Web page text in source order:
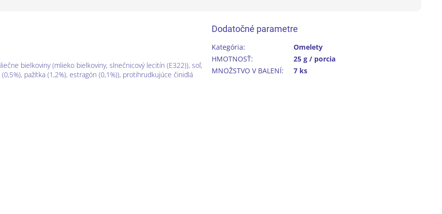
bielkoviny (mlieko bielkoviny, slnečnicový lecitín (E322)), soľ,
pažítka (1,2%), estragón (0,1%)), protihrudkujúce činidlá
Dodatočné parametre
Kategória:
Omelety
HMOTNOSŤ:
25 g / porcia
MNOŽSTVO V BALENÍ: 7 ks